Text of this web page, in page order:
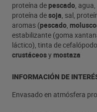
proteína de pescado,
proteína desoja, sal,
aromas (pescado,
estabilizante (goma
láctico), tinta de cefalópodo
crustáceosy mostaza
INFORMACIÓN DE
Envasado en atmósfera